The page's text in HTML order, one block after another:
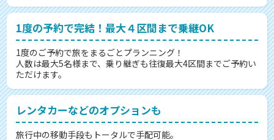
1度の予約で完結！最大４区間まで乗継OK
1度のご予約で旅をまるごとプランニング！
人数は最大5名様まで、乗り継ぎも往復最大4区間までご予約い
ただけます。
レンタカーなどのオプションも
旅行中の移動手段もトータルで手配可能。